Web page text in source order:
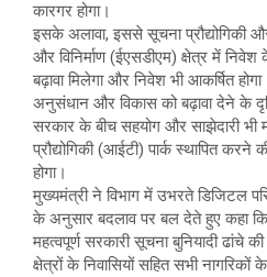
कारगर होगा।
इसके अलावा, इससे सूचना प्रौद्योगिकी
और विनिर्माण (ईएसडीएम) क्षेत्र में निवेश
बढ़ावा मिलेगा और निवेश भी आकर्षित
अनुसंधान और विकास को बढ़ावा देने के
सरकार के बीच सहयोग और साझेदारी भी
प्रौद्योगिकी (आईटी) पार्क स्थापित करने
होगा।
मुख्यमंत्री ने विभाग में उभरते डिजिटल
के अनुसार बदलाव पर बल देते हुए कहा
महत्वपूर्ण सरकारी सूचना बुनियादी ढांचे
क्षेत्रों के निवासियों सहित सभी